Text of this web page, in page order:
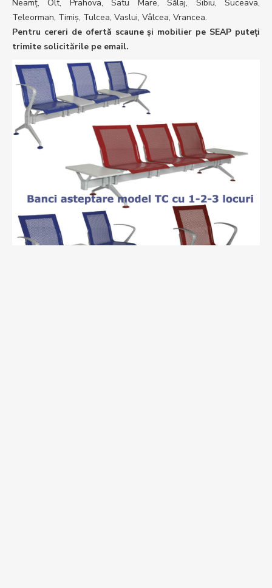
Neamț, Olt, Prahova, Satu Mare, Sălaj, Sibiu, Suceava,
Teleorman, Timiș, Tulcea, Vaslui, Vâlcea, Vrancea.
Pentru cereri de ofertă scaune și mobilier pe SEAP puteți
trimite solicitările pe email.